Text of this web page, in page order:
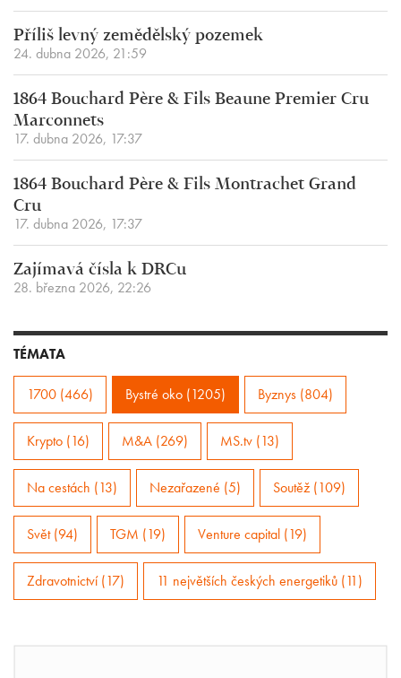
Příliš levný zemědělský pozemek
24. dubna 2026, 21:59
1864 Bouchard Père & Fils Beaune Premier Cru
Marconnets
17. dubna 2026, 17:37
1864 Bouchard Père & Fils Montrachet Grand
Cru
17. dubna 2026, 17:37
Zajímavá čísla k DRCu
28. března 2026, 22:26
TÉMATA
1700 (466) Bystré oko (1205) Byznys (804)
Krypto (16) M&A (269) MS.tv (13)
Na cestách (13) Nezařazené (5) Soutěž (109)
Svět (94) TGM (19) Venture capital (19)
Zdravotnictví (17) 11 největších českých energetiků (11)